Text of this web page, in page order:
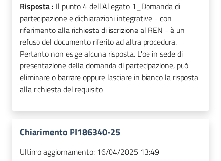
Risposta : Il punto 4 dell'Allegato 1_Domanda di
partecipazione e dichiarazioni integrative - con
riferimento alla richiesta di iscrizione al REN - è un
refuso del documento riferito ad altra procedura.
Pertanto non esige alcuna risposta. L'oe in sede di
presentazione della domanda di partecipazione, può
eliminare o barrare oppure lasciare in bianco la risposta
alla richiesta del requisito
Chiarimento PI186340-25
Ultimo aggiornamento: 16/04/2025 13:49